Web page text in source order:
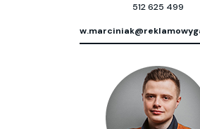
512 625 499